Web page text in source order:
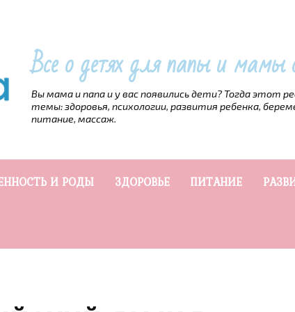
Все о детях для папы и
Вы мама и папа и у вас появились дети? Тогда этот
темы: здоровья, психологии, развития ребенка,
питание, массаж.
И РОДЫ ЗДОРОВЬЕ ПИТАНИЕ